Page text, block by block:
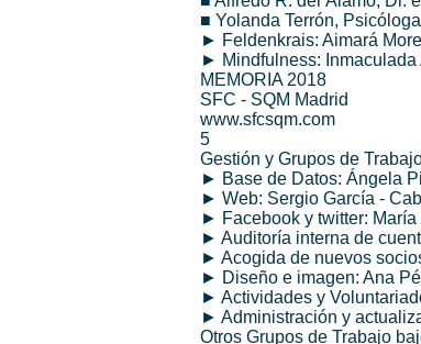
■ Yolanda Terrón,
► Feldenkrais: Aimará
► Mindfulness: Inmaculada
MEMORIA 2018
SFC - SQM Madrid
www.sfcsqm.com
5
Gestión y Grupos de
► Base de Datos: Ángela
► Web: Sergio García -
► Facebook y twitter:
► Auditoría interna de
► Acogida de nuevos
► Diseño e imagen: Ana
► Actividades y
► Administración y
Otros Grupos de Trabajo